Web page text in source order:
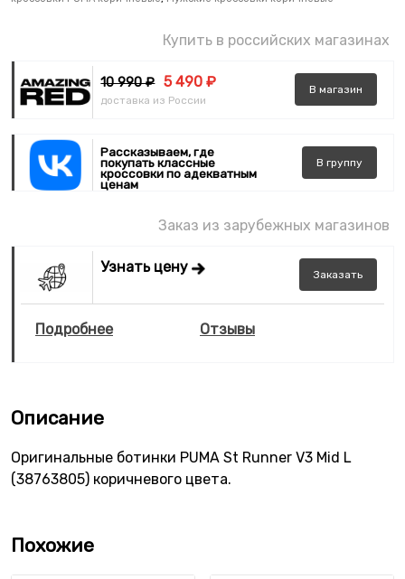
Купить в российских магазинах
10 990 ₽ 5 490 ₽
доставка из России
В магазин
Рассказываем, где
покупать классные
кроссовки по адекватным
ценам
В группу
Заказ из зарубежных магазинов
Узнать цену Заказать
Подробнее Отзывы
Описание
Оригинальные ботинки PUMA St Runner V3 Mid L
(38763805) коричневого цвета.
Похожие